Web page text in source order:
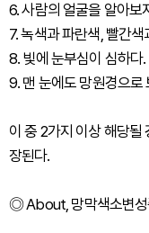
6. 사람의 얼굴을 알아보
7. 녹색과 파란색, 빨간
8. 빛에 눈부심이 심하다.
9. 맨 눈에도 망원경으로
이 중 2가지 이상 해당될
장된다.
◎ About, 망막색소변성